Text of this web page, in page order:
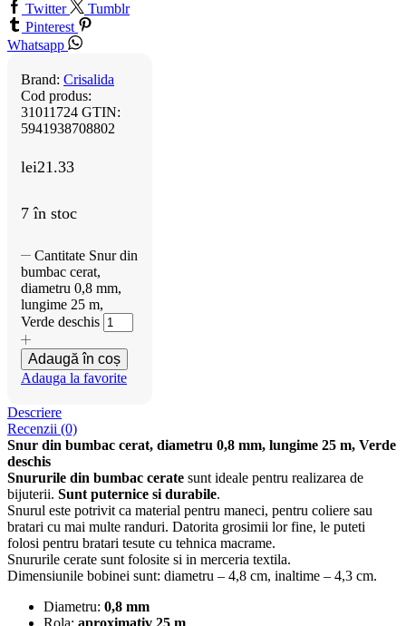
Twitter
Tumblr
Pinterest
Whatsapp
Brand: Crisalida
Cod produs:
31011724 GTIN:
5941938708802
lei21.33
7 în stoc
Cantitate Snur din
bumbac cerat,
diametru 0,8 mm,
lungime 25 m,
Verde deschis
Adaugă în coș
Adauga la favorite
Descriere
Recenzii (0)
Snur din bumbac cerat, diametru 0,8 mm, lungime 25 m, Verde
deschis
Snururile din bumbac cerate sunt ideale pentru realizarea de
bijuterii. Sunt puternice si durabile.
Snurul este potrivit ca material pentru maneci, pentru coliere sau
bratari cu mai multe randuri. Datorita grosimii lor fine, le puteti
folosi pentru bratari tesute cu tehnica macrame.
Snururile cerate sunt folosite si in merceria textila.
Dimensiunile bobinei sunt: diametru – 4,8 cm, inaltime – 4,3 cm.
Diametru: 0,8 mm